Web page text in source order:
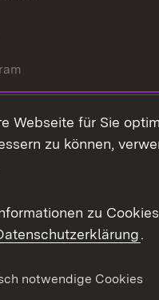
Webseite für Sie
zu können,
zu
.
notwendige Cookies